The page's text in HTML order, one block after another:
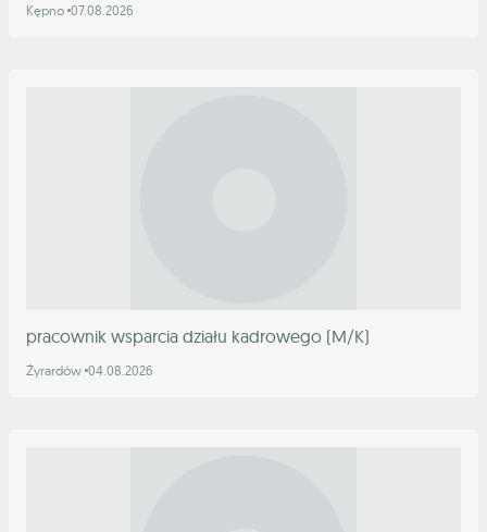
Kępno 07.08.2026
pracownik wsparcia działu kadrowego (M/K)
Żyrardów 04.08.2026